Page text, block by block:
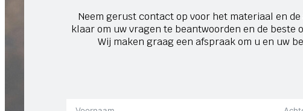
Neem gerust contact op voor het materiaal en
klaar om uw vragen te beantwoorden en de beste
Wij maken graag een afspraak om u en uw